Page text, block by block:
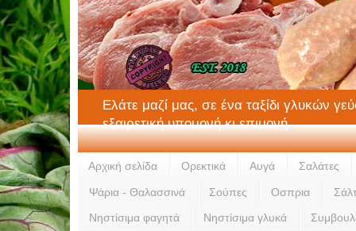
Ελάτε μαζί μας, σε ένα ταξίδι γλυκών
εξαιρετική υπομονή κι επιμονή.
Αρχική σελίδα Ορεκτικά Αυγά Σαλάτες
Ψάρια - Θαλασσινά Σούπες Οσπρια
Νηστίσιμα φαγητά Νηστίσιμα γλυκά